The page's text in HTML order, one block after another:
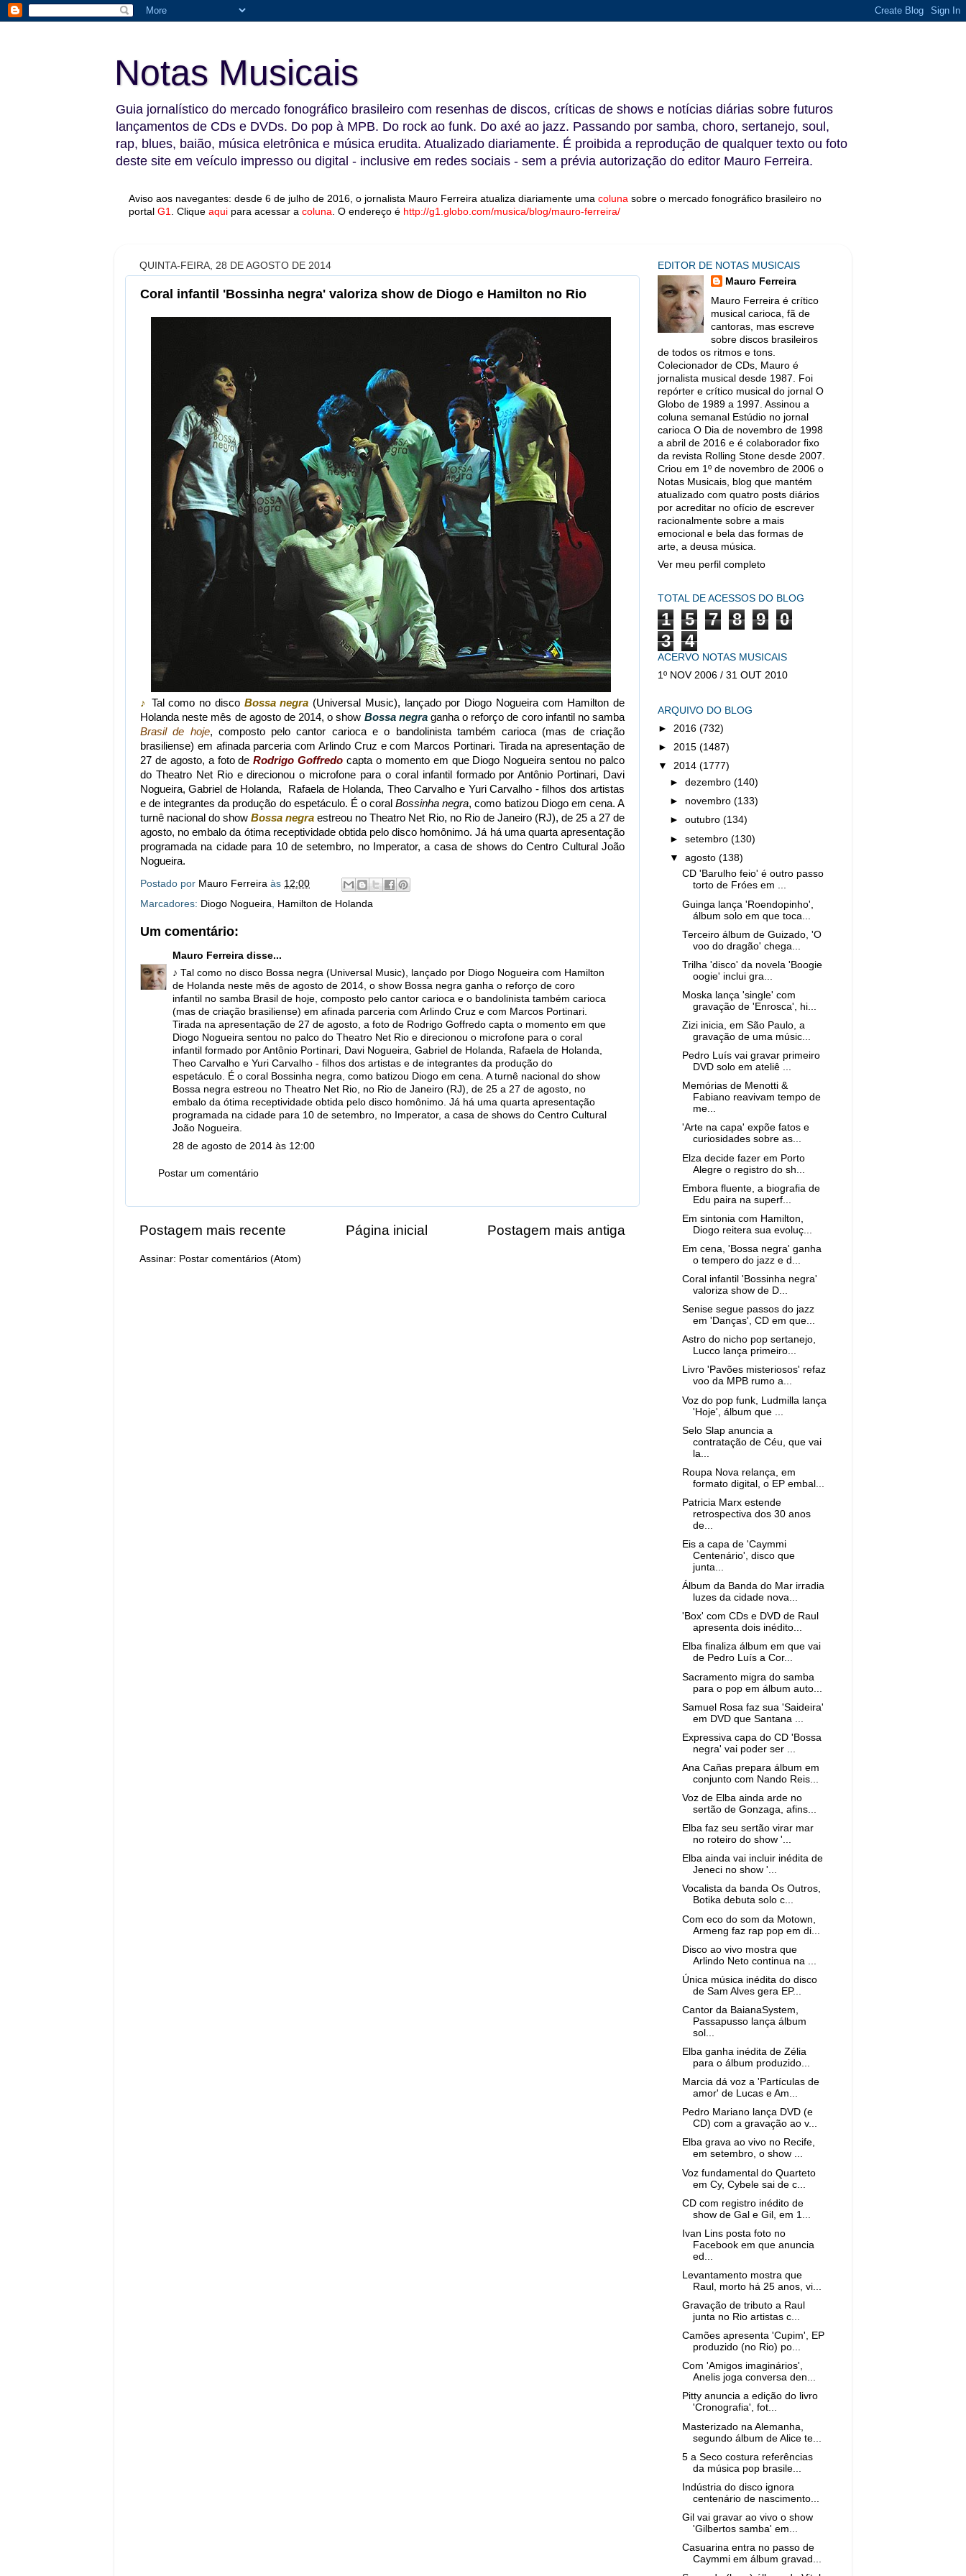
Notas Musicais
Guia jornalístico do mercado fonográfico brasileiro com resenhas de discos, críticas de shows e notícias diárias sobre futuros
lançamentos de CDs e DVDs. Do pop à MPB. Do rock ao funk. Do axé ao jazz. Passando por samba, choro, sertanejo, soul,
rap, blues, baião, música eletrônica e música erudita. Atualizado diariamente. É proibida a reprodução de qualquer texto ou foto
deste site em veículo impresso ou digital - inclusive em redes sociais - sem a prévia autorização do editor Mauro Ferreira.
Aviso aos navegantes: desde 6 de julho de 2016, o jornalista Mauro Ferreira atualiza diariamente uma coluna sobre o mercado fonográfico brasileiro no
portal G1 Clique aqui para acessar a coluna O endereço é http://g1.globo.com/musica/blog/mauro-ferreira/
QUINTA-FEIRA, 28 DE AGOSTO DE 2014
Coral infantil 'Bossinha negra' valoriza show de Diogo e Hamilton no Rio
♪ Tal como no disco Bossa negra (Universal Music), lançado por Diogo Nogueira com Hamilton de
Holanda neste mês de agosto de 2014, o show Bossa negraganha o reforço de coro infantil no samba
Brasil de hoje, composto pelo cantor carioca e o bandolinista também carioca (mas de criação
brasiliense) em afinada parceria com Arlindo Cruz e com Marcos Portinari. Tirada na apresentação de
27 de agosto, a foto deRodrigo Goffredo capta o momento em que Diogo Nogueira sentou no palco
do Theatro Net Rio e direcionou o microfone para o coral infantil formado por Antônio Portinari, Davi
Nogueira, Gabriel de Holanda, Rafaela de Holanda, Theo Carvalho e Yuri Carvalho - filhos dos artistas
e de integrantes da produção do espetáculo. É o coralBossinha negra, como batizou Diogo em cena. A
turnê nacional do showBossa negra estreou no Theatro Net Rio, no Rio de Janeiro (RJ), de 25 a 27 de
agosto, no embalo da ótima receptividade obtida pelo disco homônimo. Já há uma quarta apresentação
programada na cidade para 10 de setembro, no Imperator, a casa de shows do Centro Cultural João
Nogueira.
Postado por Mauro Ferreira às 12:00
Marcadores: Diogo Nogueira, Hamilton de Holanda
Um comentário:
Mauro Ferreira disse...
♪ Tal como no disco Bossa negra (Universal Music), lançado por Diogo Nogueira com Hamilton
de Holanda neste mês de agosto de 2014, o show Bossa negra ganha o reforço de coro
infantil no samba Brasil de hoje, composto pelo cantor carioca e o bandolinista também carioca
(mas de criação brasiliense) em afinada parceria com Arlindo Cruz e com Marcos Portinari.
Tirada na apresentação de 27 de agosto, a foto de Rodrigo Goffredo capta o momento em que
Diogo Nogueira sentou no palco do Theatro Net Rio e direcionou o microfone para o coral
infantil formado por Antônio Portinari, Davi Nogueira, Gabriel de Holanda, Rafaela de Holanda,
Theo Carvalho e Yuri Carvalho - filhos dos artistas e de integrantes da produção do
espetáculo. É o coral Bossinha negra, como batizou Diogo em cena. A turnê nacional do show
Bossa negra estreou no Theatro Net Rio, no Rio de Janeiro (RJ), de 25 a 27 de agosto, no
embalo da ótima receptividade obtida pelo disco homônimo. Já há uma quarta apresentação
programada na cidade para 10 de setembro, no Imperator, a casa de shows do Centro Cultural
João Nogueira.
28 de agosto de 2014 às 12:00
Postar um comentário
Postagem mais recente Postagem mais antiga
Página inicial
Assinar: Postar comentários (Atom)
EDITOR DE NOTAS MUSICAIS
Mauro Ferreira
Mauro Ferreira é crítico
musical carioca, fã de
cantoras, mas escreve
sobre discos brasileiros
de todos os ritmos e tons.
Colecionador de CDs, Mauro é
jornalista musical desde 1987. Foi
repórter e crítico musical do jornal O
Globo de 1989 a 1997. Assinou a
coluna semanal Estúdio no jornal
carioca O Dia de novembro de 1998
a abril de 2016 e é colaborador fixo
da revista Rolling Stone desde 2007.
Criou em 1º de novembro de 2006 o
Notas Musicais, blog que mantém
atualizado com quatro posts diários
por acreditar no ofício de escrever
racionalmente sobre a mais
emocional e bela das formas de
arte, a deusa música.
Ver meu perfil completo
TOTAL DE ACESSOS DO BLOG
1 5 7 8 9
0
3
4
ACERVO NOTAS MUSICAIS
1º NOV 2006 / 31 OUT 2010
ARQUIVO DO BLOG
► 2016 (732)
► 2015 (1487)
▼ 2014 (1777)
►dezembro(140)
► novembro(133)
►outubro(134)
►setembro(130)
▼agosto(138)
CD 'Barulho feio' é outro passo
torto de Fróes em ...
Guinga lança 'Roendopinho',
álbum solo em que toca...
Terceiro álbum de Guizado, 'O
voo do dragão' chega...
Trilha 'disco' da novela 'Boogie
oogie' inclui gra...
Moska lança 'single' com
gravação de 'Enrosca', hi...
Zizi inicia, em São Paulo, a
gravação de uma músic...
Pedro Luís vai gravar primeiro
DVD solo em ateliê ...
Memórias de Menotti &
Fabiano reavivam tempo de
me...
'Arte na capa' expõe fatos e
curiosidades sobre as...
Elza decide fazer em Porto
Alegre o registro do sh...
Embora fluente, a biografia de
Edu paira na superf...
Em sintonia com Hamilton,
Diogo reitera sua evoluç...
Em cena, 'Bossa negra' ganha
o tempero do jazz e d...
Coral infantil 'Bossinha negra'
valoriza show de D...
Senise segue passos do jazz
em 'Danças', CD em que...
Astro do nicho pop sertanejo,
Lucco lança primeiro...
Livro 'Pavões misteriosos' refaz
voo da MPB rumo a...
Voz do pop funk, Ludmilla lança
'Hoje', álbum que ...
Selo Slap anuncia a
contratação de Céu, que vai
la...
Roupa Nova relança, em
formato digital, o EP embal...
Patricia Marx estende
retrospectiva dos 30 anos
de...
Eis a capa de 'Caymmi
Centenário', disco que
junta...
Álbum da Banda do Mar irradia
luzes da cidade nova...
'Box' com CDs e DVD de Raul
apresenta dois inédito...
Elba finaliza álbum em que vai
de Pedro Luís a Cor...
Sacramento migra do samba
para o pop em álbum auto...
Samuel Rosa faz sua 'Saideira'
em DVD que Santana ...
Expressiva capa do CD 'Bossa
negra' vai poder ser ...
Ana Cañas prepara álbum em
conjunto com Nando Reis...
Voz de Elba ainda arde no
sertão de Gonzaga, afins...
Elba faz seu sertão virar mar
no roteiro do show '...
Elba ainda vai incluir inédita de
Jeneci no show '...
Vocalista da banda Os Outros,
Botika debuta solo c...
Com eco do som da Motown,
Armeng faz rap pop em di...
Disco ao vivo mostra que
Arlindo Neto continua na ...
Única música inédita do disco
de Sam Alves gera EP...
Cantor da BaianaSystem,
Passapusso lança álbum
sol...
Elba ganha inédita de Zélia
para o álbum produzido...
Marcia dá voz a 'Partículas de
amor' de Lucas e Am...
Pedro Mariano lança DVD (e
CD) com a gravação ao v...
Elba grava ao vivo no Recife,
em setembro, o show ...
Voz fundamental do Quarteto
em Cy, Cybele sai de c...
CD com registro inédito de
show de Gal e Gil, em 1...
Ivan Lins posta foto no
Facebook em que anuncia
ed...
Levantamento mostra que
Raul, morto há 25 anos, vi...
Gravação de tributo a Raul
junta no Rio artistas c...
Camões apresenta 'Cupim', EP
produzido (no Rio) po...
Com 'Amigos imaginários',
Anelis joga conversa den...
Pitty anuncia a edição do livro
'Cronografia', fot...
Masterizado na Alemanha,
segundo álbum de Alice te...
5 a Seco costura referências
da música pop brasile...
Indústria do disco ignora
centenário de nascimento...
Gil vai gravar ao vivo o show
'Gilbertos samba' em...
Casuarina entra no passo de
Caymmi em álbum gravad...